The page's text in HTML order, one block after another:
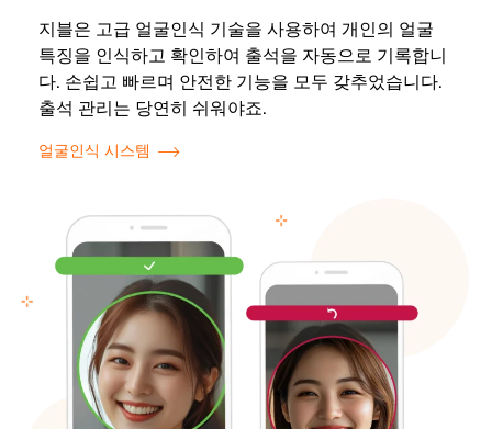
지블은 고급 얼굴인식 기술을 사용하여 개인의 얼굴
특징을 인식하고 확인하여 출석을 자동으로 기록합니
다. 손쉽고 빠르며 안전한 기능을 모두 갖추었습니다.
출석 관리는 당연히 쉬워야죠.
얼굴인식 시스템